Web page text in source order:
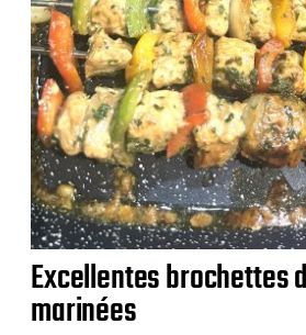
Excellentes brochettes
marinées